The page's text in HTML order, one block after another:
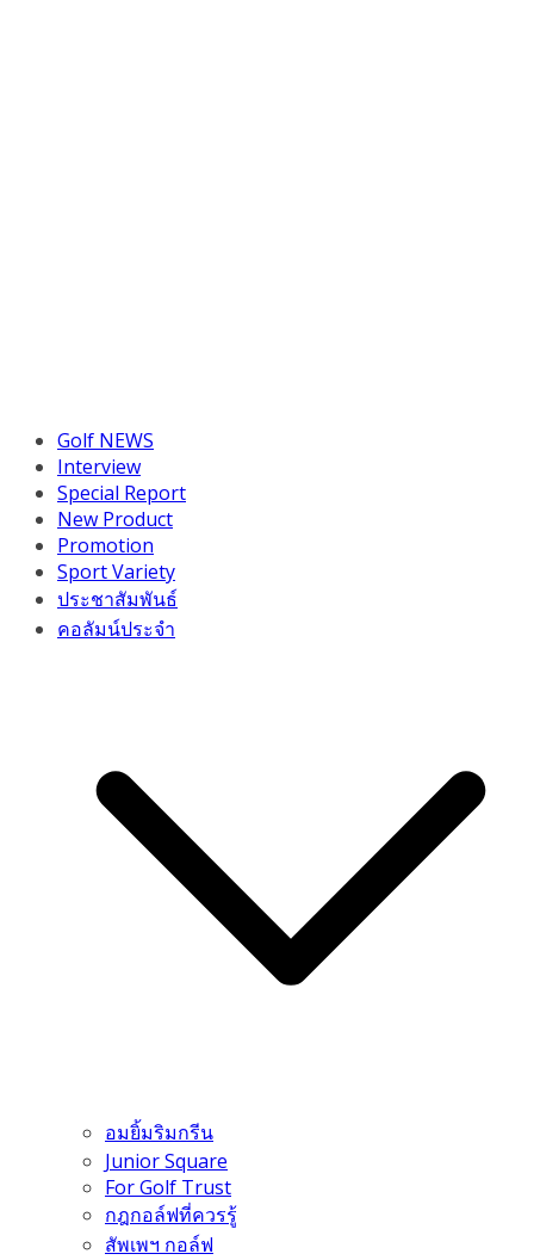
Golf NEWS
Interview
Special Report
New Product
Promotion
Sport Variety
ประชาสัมพันธ์
คอลัมน์ประจำ
อมยิ้มริมกรีน
Junior Square
For Golf Trust
กฎกอล์ฟที่ควรรู้
สัพเพฯ กอล์ฟ